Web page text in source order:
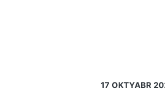
17 OKTYABR